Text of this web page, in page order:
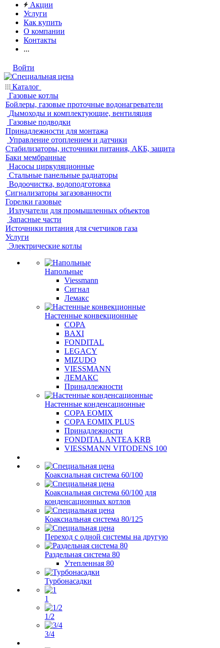
Акции
Услуги
Как купить
О компании
Контакты
...
Войти
Каталог
Газовые котлы
Бойлеры, газовые проточные водонагреватели
Дымоходы и комплектующие, вентиляция
Газовые подводки
Принадлежности для монтажа
Управление отоплением и датчики
Стабилизаторы, источники питания, АКБ, защита
Баки мембранные
Насосы циркуляционные
Стальные панельные радиаторы
Водоочистка, водоподготовка
Сигнализаторы загазованности
Горелки газовые
Излучатели для промышленных объектов
Запасные части
Источники питания для счетчиков газа
Услуги
Электрические котлы
Напольные
Viessmann
Сигнал
Лемакс
Настенные конвекционные
COPA
BAXI
FONDITAL
LEGACY
MIZUDO
VIESSMANN
ЛЕМАКС
Принадлежности
Настенные конденсационные
COPA EOMIX
COPA EOMIX PLUS
Принадлежности
FONDITAL ANTEA KRB
VIESSMANN VITODENS 100
Коаксиальная система 60/100
Коаксиальная система 60/100 для
конденсационных котлов
Коаксиальная система 80/125
Переход с одной системы на другую
Раздельная система 80
Утепленная 80
Турбонасадки
1
1/2
3/4